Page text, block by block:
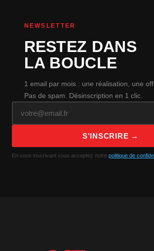
NEWSLETTER
RESTEZ DANS
LA BOUCLE
1 email par mois : une réalisation, une
Pas de spam. Désinscription en 1 clic.
S'INSCRIRE →
En vous inscrivant vous acceptez notre politique de